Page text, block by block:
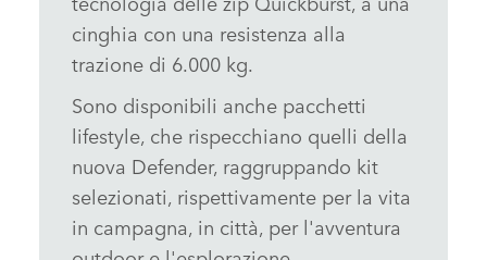
cinghia con una resistenza alla
trazione di 6.000 kg.
Sono disponibili anche pacchetti
lifestyle, che rispecchiano quelli della
nuova Defender, raggruppando kit
selezionati, rispettivamente per la vita
in campagna, in città, per l'avventura